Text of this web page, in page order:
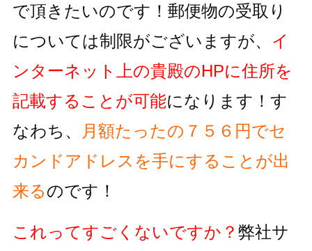
で頂きたいのです！郵便物の受取り
については制限がございますが、 イ
ンターネット上の貴殿のHPに住所を
記載することが可能になります！す
なわち、
月額たったの７５６円でセ
カンドアドレスを手にすることが出
来るのです！
これってすごくないですか？ 弊社サ